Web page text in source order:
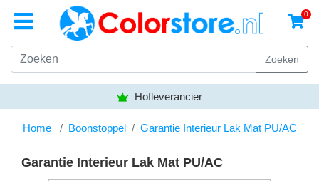
0
Zoeken
Hofleverancier
Home Boonstoppel Garantie Interieur Lak Mat PU/AC
Garantie Interieur Lak Mat PU/AC